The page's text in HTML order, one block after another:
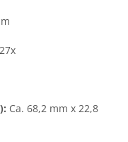
Ca. 68,2 mm x 22,8